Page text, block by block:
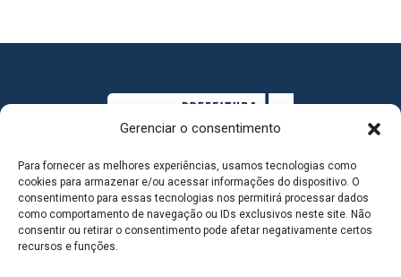
Gerenciar o consentimento
Para fornecer as melhores experiências, usamos tecnologias como
cookies para armazenar e/ou acessar informações do dispositivo. O
consentimento para essas tecnologias nos permitirá processar dados
como comportamento de navegação ou IDs exclusivos neste site. Não
consentir ou retirar o consentimento pode afetar negativamente certos
recursos e funções.
MAPA DO SITE